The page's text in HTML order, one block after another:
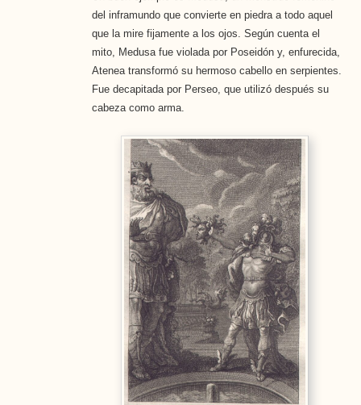
del inframundo que convierte en piedra a todo aquel
que la mire fijamente a los ojos. Según cuenta el
mito, Medusa fue violada por Poseidón y, enfurecida,
Atenea transformó su hermoso cabello en serpientes.
Fue decapitada por Perseo, que utilizó después su
cabeza como arma.